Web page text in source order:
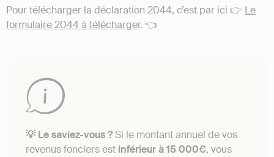
Pour télécharger la déclaration 2044, c’est par ici 👉 Le
formulaire 2044 à télécharger. 👈
💡 Le saviez-vous ?Si le montant annuel de vos
revenus fonciers est inférieur à 15 000€, vous